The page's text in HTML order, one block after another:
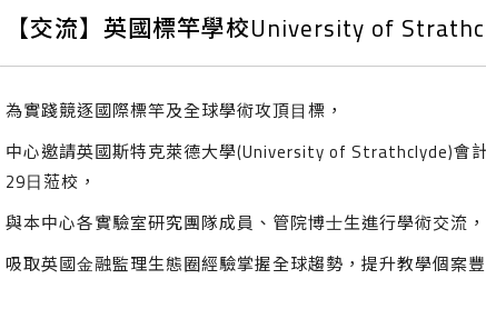
【交流】英國標竿學校University of
為實踐競逐國際標竿及全球學術攻頂⽬標，
中⼼邀請英國斯特克萊德⼤學(University of Strathclyde)會
29⽇蒞校，
與本中⼼各實驗室研究團隊成員、管院博⼠⽣進⾏學術交流
吸取英國⾦融監理⽣態圈經驗掌握全球趨勢，提升教學個案